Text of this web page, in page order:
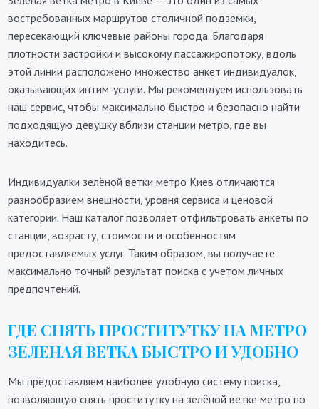
востребованных маршрутов столичной подземки,
пересекающий ключевые районы города. Благодаря
плотности застройки и высокому пассажиропотоку, вдоль
этой линии расположено множество анкет индивидуалок,
оказывающих интим-услуги. Мы рекомендуем использовать
наш сервис, чтобы максимально быстро и безопасно найти
подходящую девушку вблизи станции метро, где вы
находитесь.
Индивидуалки зелёной ветки метро Киев отличаются
разнообразием внешности, уровня сервиса и ценовой
категории. Наш каталог позволяет отфильтровать анкеты по
станции, возрасту, стоимости и особенностям
предоставляемых услуг. Таким образом, вы получаете
максимально точный результат поиска с учетом личных
предпочтений.
ГДЕ СНЯТЬ ПРОСТИТУТКУ НА МЕТРО
ЗЕЛЕНАЯ ВЕТКА БЫСТРО И УДОБНО
Мы предоставляем наиболее удобную систему поиска,
позволяющую снять проститутку на зелёной ветке метро по